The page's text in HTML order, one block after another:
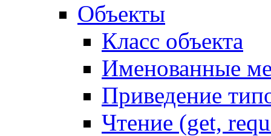
Объекты
Класс объекта
Именованные
Приведение
Чтение (get,